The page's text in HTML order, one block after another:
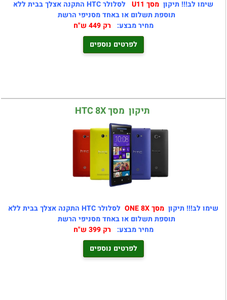
שימו לב!!! תיקון מסך U11
לסלולר HTC התקנה אצלך בבית ללא
תוספת תשלום או באחד מסניפי הרשת
מחיר מבצע: רק 449 ש"ח
לפרטים נוספים
תיקון מסך HTC 8X
שימו לב!!! תיקון מסך ONE 8X
לסלולר HTC התקנה אצלך בבית ללא
תוספת תשלום או באחד מסניפי הרשת
מחיר מבצע: רק 399 ש"ח
לפרטים נוספים